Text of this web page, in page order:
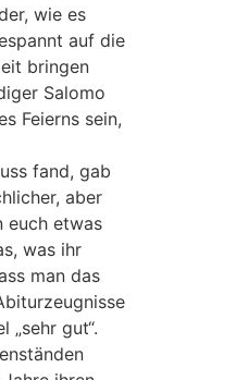
wie es
auf die
bringen
Salomo
Feierns sein,
fand, gab
aber
euch etwas
was ihr
man das
gut“.